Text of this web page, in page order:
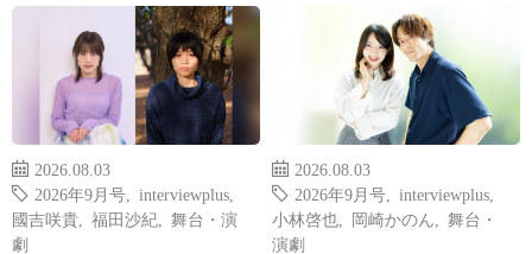
2026.08.03
2026年9月号
interviewplus
國吉咲貴
福田沙紀
舞台・演
劇
2026.08.03
2026年9月号
interviewplus
小林啓也
岡崎かのん
舞台・
演劇